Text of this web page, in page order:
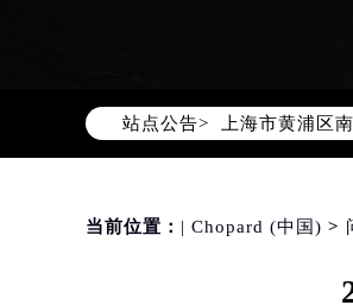
站点公告>
北京市东城区
天津市和平区
上海市徐汇区
上海市黄浦区
南京市秦淮区
徐州市鼓楼区
盐城市盐都区
当前位置： | Chopard (中国) >